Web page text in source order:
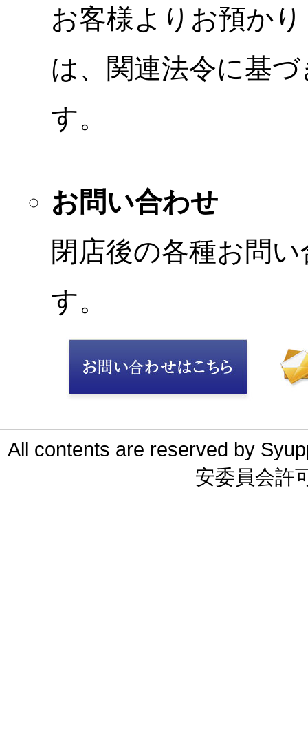
お客様よりお預か
は、関連法令に基
す。
お問い合わせ
閉店後の各種お問
す。
All contents are reserved by
安委員会許